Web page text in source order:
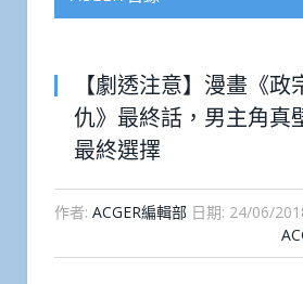
【劇透注意】漫畫《政
仇》最終話，男主角真
最終選擇
作者: ACGER編輯部 日期: 24/06/